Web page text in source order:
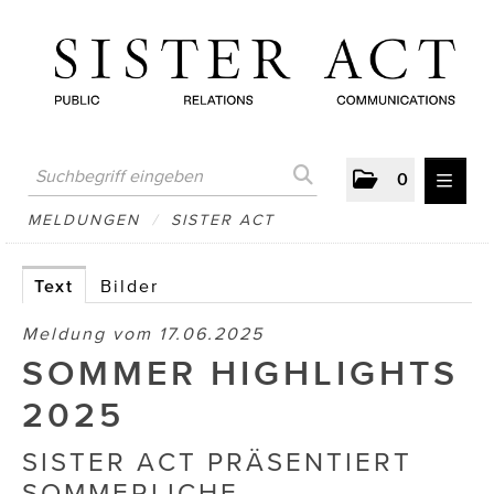
0
MELDUNGEN
AUSTRIAN PRESS DAY
ATELIER FĒ.
CUBE
MELDUNGEN / SISTER ACT
Text Bilder
Meldung vom 17.06.2025
SOMMER HIGHLIGHTS
2025
SISTER ACT PRÄSENTIERT